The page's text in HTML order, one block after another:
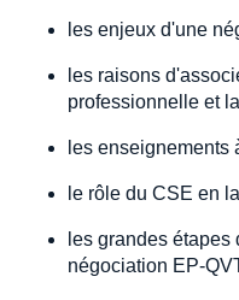
les enjeux d'une
les raisons
professionnelle et
les enseignements
le rôle du CSE en
les grandes
négociation EP-